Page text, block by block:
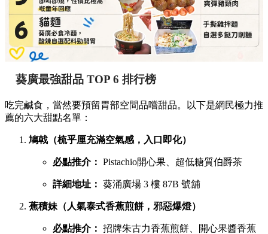
葵廣最強甜品 TOP 6 排行榜
吃完鹹食，當然要預留胃部空間品嚐甜品。以下是網民極力推
薦的六大甜點名單：
鳩戟（梳乎厘充滿空氣感，入口即化）
必點推介： Pistachio開心果、超低糖質伯爵茶
詳細地址： 葵涌廣場 3 樓 87B 號舖
蕉積妹（人氣泰式香蕉煎餅，邪惡爆燈）
必點推介： 招牌朱古力香蕉煎餅、開心果醬香蕉